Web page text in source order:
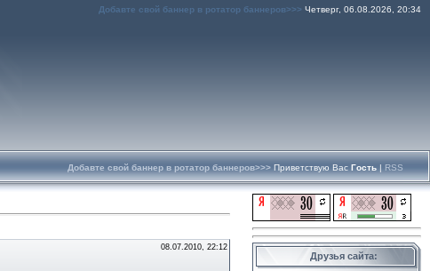
Добавте свой баннер в ротатор баннеров>>> Четверг, 06.08.2026, 20:34
Добавте свой баннер в ротатор баннеров>>> Приветствую Вас Гость | RSS
08.07.2010, 22:12
Друзья сайта: